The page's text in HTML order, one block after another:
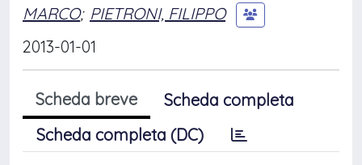
MARCO; PIETRONI, FILIPPO
2013-01-01
Scheda breve
Scheda completa
Scheda completa (DC)